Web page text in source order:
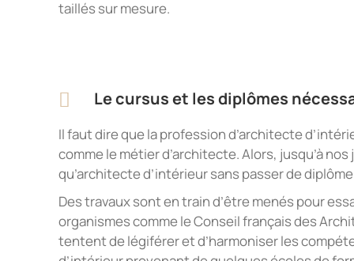
taillés sur mesure.
Le cursus et les diplômes
Il faut dire que la profession d’architecte
comme le métier d’architecte. Alors, jusqu’à
qu’architecte d’intérieur sans passer de
Des travaux sont en train d’être menés pour
organismes comme le Conseil français des
tentent de légiférer et d’harmoniser les